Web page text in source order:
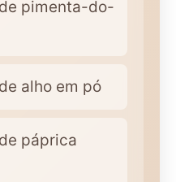
pimenta-do-
alho em pó
páprica